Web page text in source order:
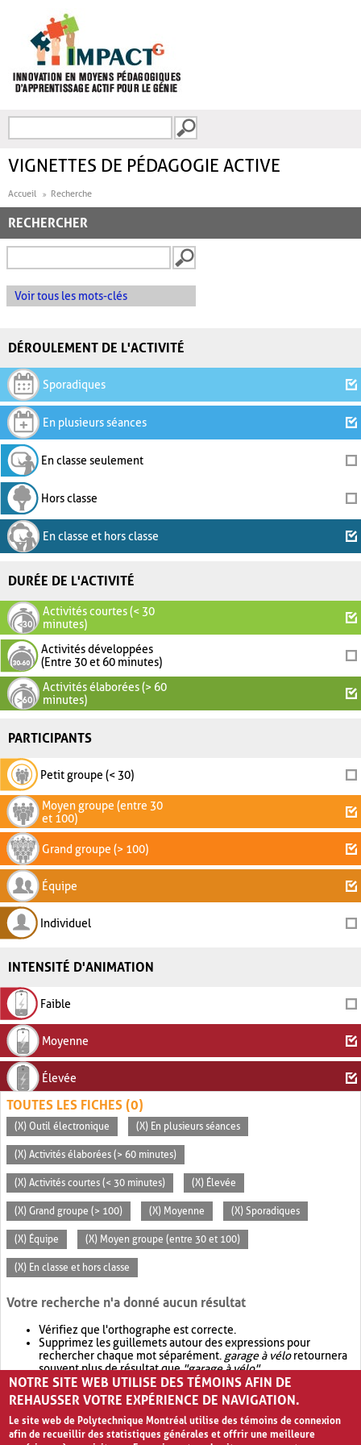
FORMULAIRE DE
VIGNETTES DE PÉDAGOGIE ACTIVE
Accueil Recherche
RECHERCHER
Voir tous les mots-clés
DÉROULEMENT DE L'ACTIVITÉ
Sporadiques
En plusieurs séances
En classe seulement
Hors classe
En classe et hors classe
DURÉE DE L'ACTIVITÉ
Activités courtes (< 30
minutes)
Activités développées
(Entre 30 et 60 minutes)
Activités élaborées (> 60
minutes)
PARTICIPANTS
Petit groupe (< 30)
Moyen groupe (entre 30
et 100)
Grand groupe (> 100)
Équipe
Individuel
INTENSITÉ D'ANIMATION
Faible
Moyenne
Élevée
TOUTES LES FICHES (0)
(X) Outil électronique (X) En plusieurs séances
(X) Activités élaborées (> 60 minutes)
(X) Activités courtes (< 30 minutes) (X) Élevée
(X) Grand groupe (> 100) (X) Moyenne (X) Sporadiques
(X) Équipe (X) Moyen groupe (entre 30 et 100)
(X) En classe et hors classe
Votre recherche n'a donné aucun résultat
Vérifiez que l'orthographe est correcte.
Supprimez les guillemets autour des expressions pour
rechercher chaque mot séparément. garage à véloretournera
souvent plus de résultat que"garage à vélo".
Envisagez d'élargir votre recherche avec OR.garage OR vélo
retournera souvent plus de résultat quegarage à vélo
NOTRE SITE WEB UTILISE DES TÉMOINS AFIN DE
REHAUSSER VOTRE EXPÉRIENCE DE NAVIGATION.
Le site web de Polytechnique Montréal utilise des témoins de connexion
afin de recueillir des statistiques générales et offrir une meilleure